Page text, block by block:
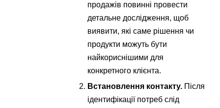
продажів повинні провести
детальне дослідження, щоб
виявити, які саме рішення чи
продукти можуть бути
найкориснішими для
конкретного клієнта.
Встановлення контакту. Після
ідентифікації потреб слід